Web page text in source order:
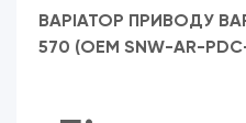
ВАРІАТОР ПРИВОДУ
570 (OEM SNW-AR-